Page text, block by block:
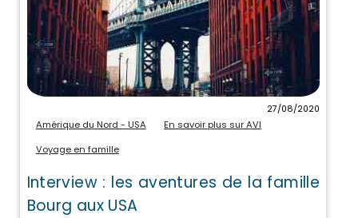
27/08/2020
Amérique du Nord - USA
En savoir plus sur AVI
Voyage en famille
Interview : les aventures de la famille
Bourg aux USA